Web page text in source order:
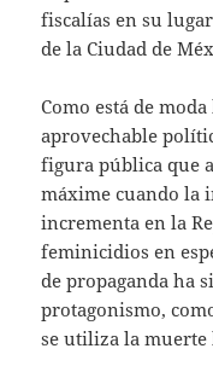
fiscalías en su
de la Ciudad de
Como está de
aprovechable
figura pública que
máxime cuando la
incrementa en la
feminicidios en
de propaganda ha
protagonismo,
se utiliza la muerte